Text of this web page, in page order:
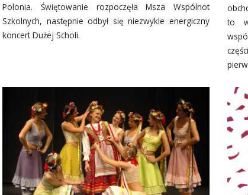
Polonia. Świętowanie rozpoczęła Msza Wspólnot
Szkolnych, następnie odbył się niezwykle energiczny
koncert Dużej Scholi.
to